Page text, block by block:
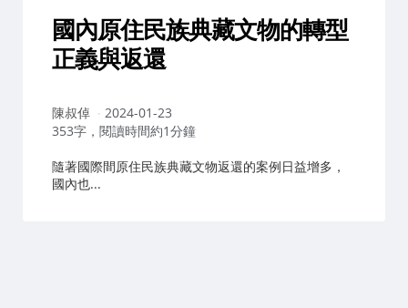
國內原住民族典藏文物的轉型
正義與返還
作
者：
陳叔倬
2024-01-23
353字，閱讀時間約1分鐘
隨著國際間原住民族典藏文物返還的案例日益增多，
國內也...